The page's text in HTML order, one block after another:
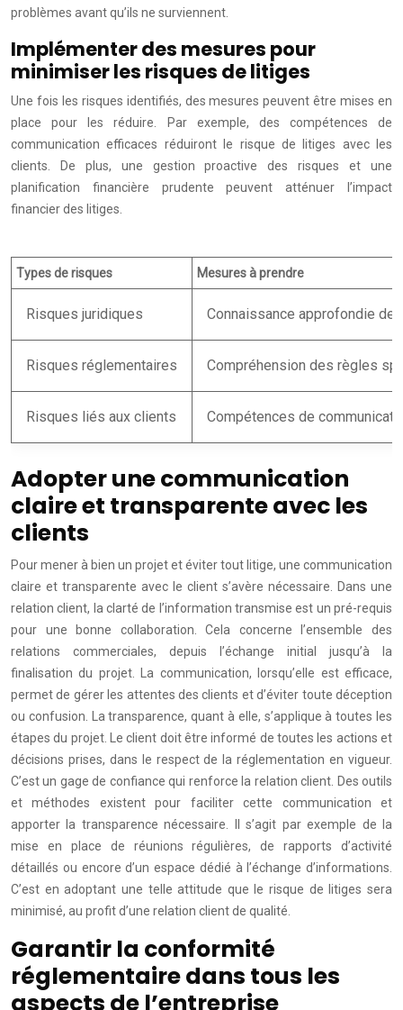
problèmes avant qu’ils ne surviennent.
Implémenter des mesures pour
minimiser les risques de litiges
Une fois les risques identifiés, des mesures peuvent être mises en
place pour les réduire. Par exemple, des compétences de
communication efficaces réduiront le risque de litiges avec les
clients. De plus, une gestion proactive des risques et une
planification financière prudente peuvent atténuer l’impact
financier des litiges.
Types de risques Mesures à prendre
Risques juridiques Connaissance approfondie
Risques réglementaires Compréhension des règles
Risques liés aux clients Compétences de
Adopter une communication
claire et transparente avec les
clients
Pour mener à bien un projet et éviter tout litige, une communication
claire et transparente avec le client s’avère nécessaire. Dans une
relation client, la clarté de l’information transmise est un pré-requis
pour une bonne collaboration. Cela concerne l’ensemble des
relations commerciales, depuis l’échange initial jusqu’à la
finalisation du projet. La communication, lorsqu’elle est efficace,
permet de gérer les attentes des clients et d’éviter toute déception
ou confusion. La transparence, quant à elle, s’applique à toutes les
étapes du projet. Le client doit être informé de toutes les actions et
décisions prises, dans le respect de la réglementation en vigueur.
C’est un gage de confiance qui renforce la relation client. Des outils
et méthodes existent pour faciliter cette communication et
apporter la transparence nécessaire. Il s’agit par exemple de la
mise en place de réunions régulières, de rapports d’activité
détaillés ou encore d’un espace dédié à l’échange d’informations.
C’est en adoptant une telle attitude que le risque de litiges sera
minimisé, au profit d’une relation client de qualité.
Garantir la conformité
réglementaire dans tous les
aspects de l’entreprise